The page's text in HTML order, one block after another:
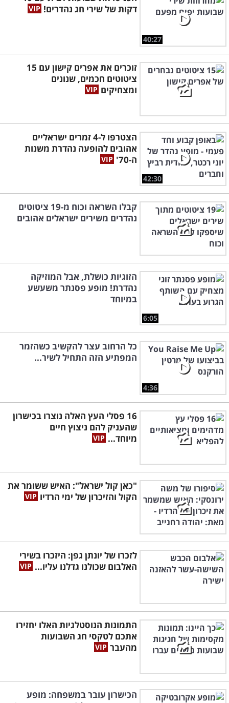
40:27
דקות של שירי חג נהדרים!
זוכרים את אפרים קישון עם 15
ציטוטים חכמים, שנונים
ומצחיקים
42:30
הצטרפו ל-4 זמרים ישראליים
אהובים להופעה נהדרת משנות
ה-70'
קבלו השראה וכוח מ-19 ציטוטים
נהדרים משירים ישראלים אהובים
6:05
הזוגיות כושלת, אבל המוזיקה
נהדרת! מופע פסנתר משעשע
במיוחד
4:36
כל הרחוב עצר להקשיב כשהזמר
המפתיע הזה התחיל לשיר...
16 פסלי העץ האלה נוצרו בכישרון
שהעניק להם ניצוץ חיים
מיוחד...
"כאן קול ישראל": האיש ששומר את
הקול והזיכרון של ימי הרדיו
לזכרו של יונתן גפן: היזכרו בשירי
האלבום שכולנו גדלנו עליו...
התמונות הנוסטלגיות האלו יחזירו
אתכם לטקסי חג השבועות
מהעבר
הכישרון עובר במשפחה: מופע